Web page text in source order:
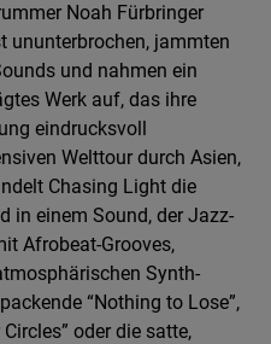
Noah Fürbringer
ununterbrochen, jammten
und nahmen ein
Werk auf, das ihre
eindrucksvoll
Welttour durch Asien,
Chasing Light die
in einem Sound, der Jazz-
Afrobeat-Grooves,
Synth-
“Nothing to Lose”,
oder die satte,